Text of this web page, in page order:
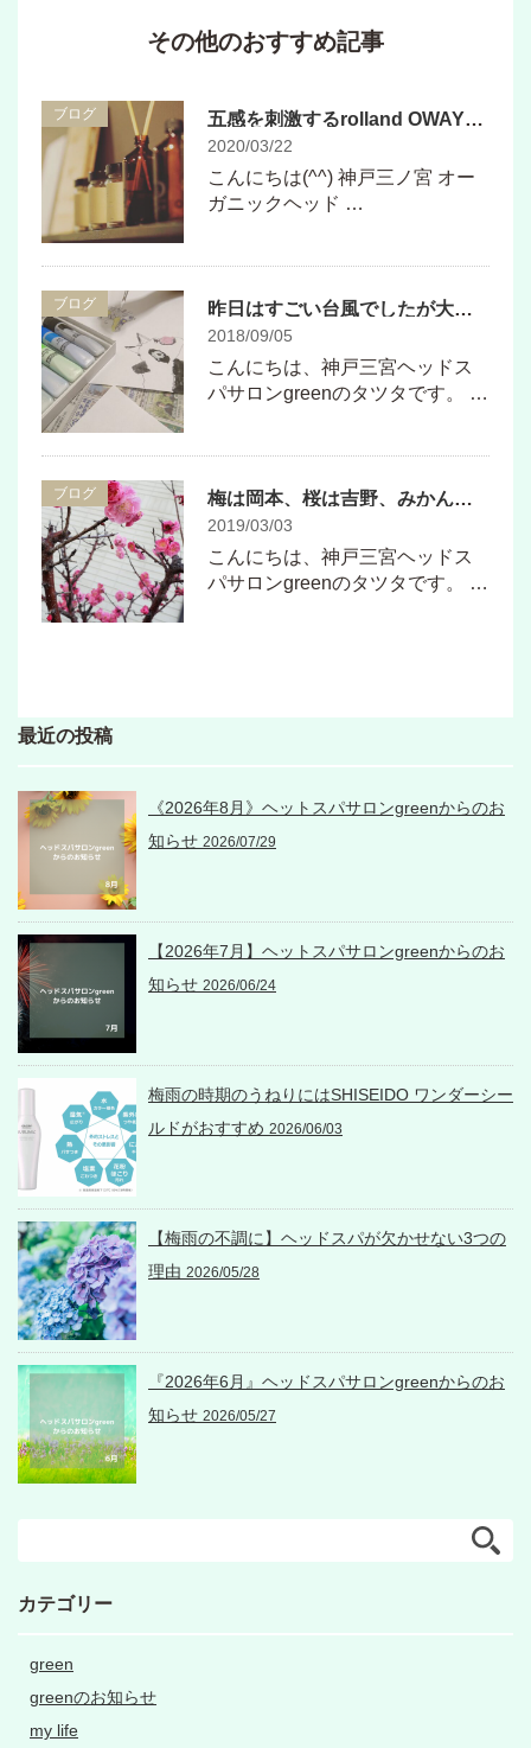
その他のおすすめ記事
ブログ 五感を刺激するrolland OWAYバイオダイナミックハーブ🌿 神戸三ノ宮ヘッドスパ専門店
2020/03/22
こんにちは(^^) 神戸三ノ宮 オー
ガニックヘッド …
ブログ 昨日はすごい台風でしたが大丈夫でしたか？？
2018/09/05
こんにちは、神戸三宮ヘッドス
パサロンgreenのタツタです。 …
ブログ 梅は岡本、桜は吉野、みかん紀の國、栗丹波
2019/03/03
こんにちは、神戸三宮ヘッドス
パサロンgreenのタツタです。 …
最近の投稿
《2026年8月》ヘットスパサロンgreenからのお
知らせ 2026/07/29
【2026年7月】ヘットスパサロンgreenからのお
知らせ 2026/06/24
梅雨の時期のうねりにはSHISEIDO ワンダーシー
ルドがおすすめ 2026/06/03
【梅雨の不調に】ヘッドスパが欠かせない3つの
理由 2026/05/28
『2026年6月』ヘッドスパサロンgreenからのお
知らせ 2026/05/27
カテゴリー
green
greenのお知らせ
my life